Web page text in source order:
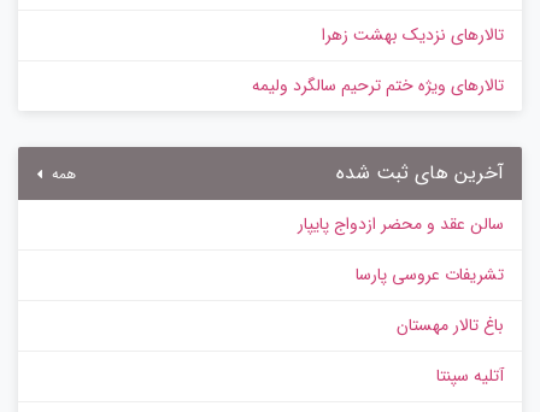
تالارهای نزدیک بهشت زهرا
تالارهای ویژه ختم ترحیم سالگرد ولیمه
آخرین های ثبت شده همه
سالن عقد و محضر ازدواج پایپار
تشریفات عروسی پارسا
باغ تالار مهستان
آتلیه سپنتا